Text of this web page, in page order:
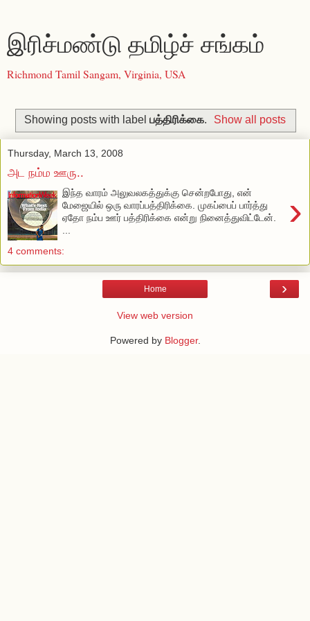
இரிச்மண்டு தமிழ்ச் சங்கம்
Richmond Tamil Sangam, Virginia, USA
Showing posts with label பத்திரிக்கை. Show all posts
Thursday, March 13, 2008
அட நம்ம ஊரு..
›
இந்த வாரம் அலுவலகத்துக்கு சென்றபோது, என்
மேஜையில் ஒரு வாரப்பத்திரிக்கை. முகப்பைப் பார்த்து
ஏதோ நம்ப ஊர் பத்திரிக்கை என்று நினைத்துவிட்டேன்.
4 comments:
›
Home
View web version
Powered by Blogger.